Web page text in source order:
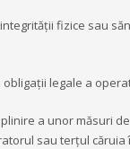
fizice sau
legale a
a unor măsuri
sau terțul căruia